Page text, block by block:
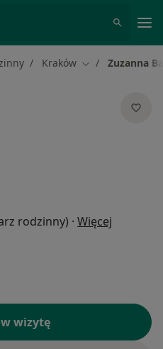
Kraków Zmień miasto
Zuzanna
rodzinny) · Więcej
wizytę